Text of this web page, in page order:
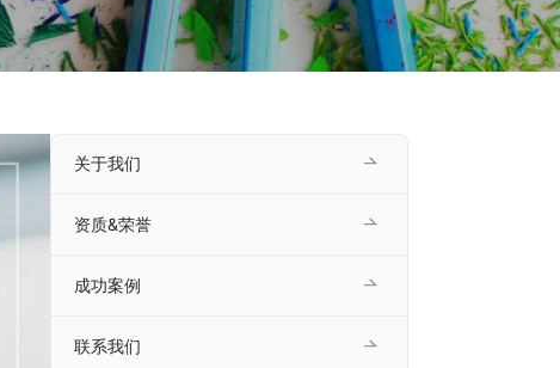
关于我们
资质&荣誉
成功案例
联系我们